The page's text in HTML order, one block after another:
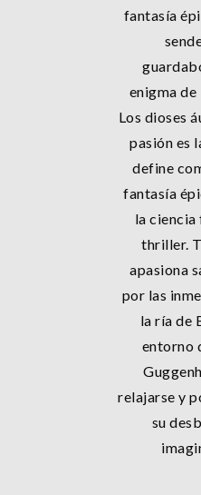
fantasía
enigma
Los dioses
pasión es
define
fantasía
la
thriller.
apasiona
por las
la ría de
entorno
relajarse y
su